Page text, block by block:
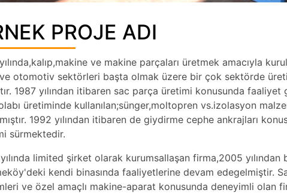
PROJE ADI
ve makine parçaları üretmek amacıyla
otomotiv sektörleri başta olmak üzere bir çok sektörde
1987 yılından itibaren sac parça üretimi konusunda
üretiminde kullanılan;sünger,moltopren vs.izolasyon
1992 yılından itibaren de giydirme cephe ankrajları
sürmektedir.
limited şirket olarak kurumsallaşan firma,2005
kendi binasında faaliyetlerine devam edegelmiştir.
ve özel amaçlı makine-aparat konusunda deneyimli olan